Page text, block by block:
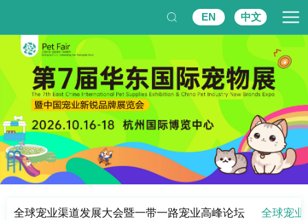
EN 中文
全球宠业渠道发展大会暨一带一路宠业高峰论坛 全球宠业